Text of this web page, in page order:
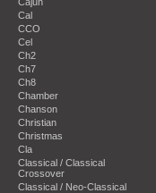
Cal
CCO
Cel
Ch2
Ch7
Ch8
Chamber
Chanson
Christian
Christmas
Cla
Classical / Classical
Crossover
Classical / Neo-Classical